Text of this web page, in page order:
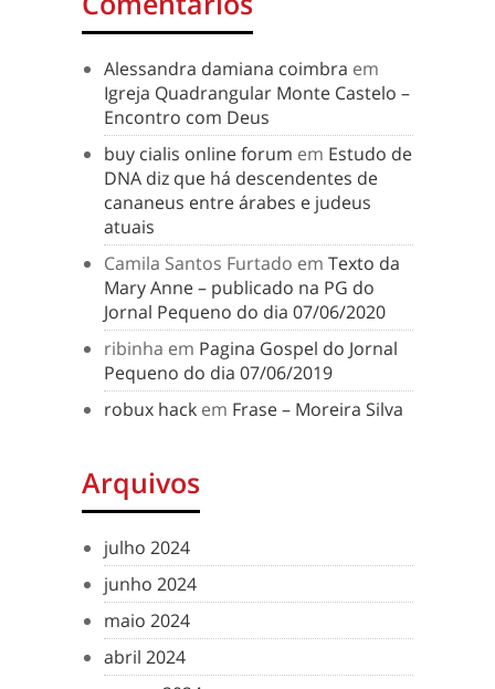
Alessandra damiana coimbra em
Igreja Quadrangular Monte Castelo –
Encontro com Deus
buy cialis online forum em Estudo de
DNA diz que há descendentes de
cananeus entre árabes e judeus
atuais
Camila Santos Furtado em Texto da
Mary Anne – publicado na PG do
Jornal Pequeno do dia 07/06/2020
ribinha em Pagina Gospel do Jornal
Pequeno do dia 07/06/2019
robux hack em Frase – Moreira Silva
Arquivos
julho 2024
junho 2024
maio 2024
abril 2024